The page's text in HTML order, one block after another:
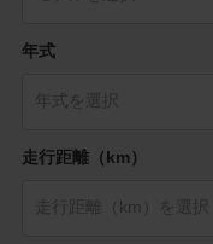
年式
走行距離（km）